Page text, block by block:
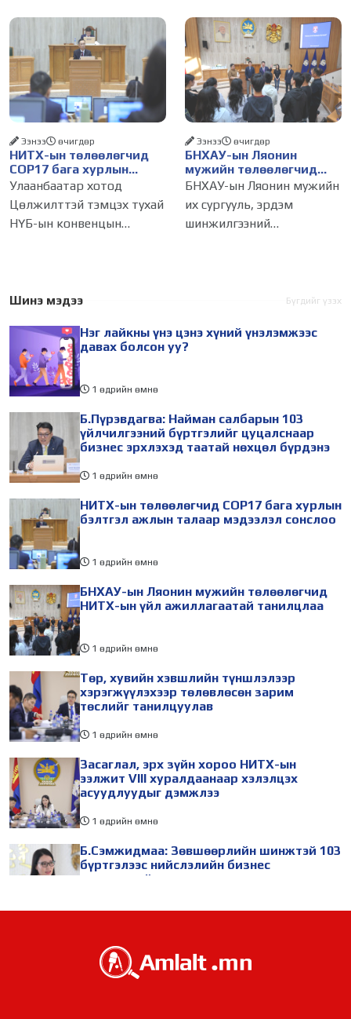
амжилт, тэр ч байтугай
хүний үнэ цэнийг хүртэл
лайк, шэйр, дагагчийн
тоогоор хэмжих хандлага
газар авч
журмын зарим хэсгийг
хүчингүй болгож,
зөвшөөрлийн шинжтэй
103 бүртгэлээс нийслэлийн
бизнес эрхлэгчдийг
НИТХ-ын төлөөлөгчид
COP17 бага хурлын
бэлтгэл ажлын талаар
мэдээлэл сонслоо
Ээнээ өчигдѳр
Улаанбаатар хотод
Цөлжилттэй тэмцэх тухай
НҮБ-ын конвенцын
өдөр зохион
холбогдуулан Нийслэлийн
БНХАУ-ын Ляонин
мужийн төлөөлөгчид
НИТХ-ын үйл
танилцлаа
Ээнээ өчигдѳр
БНХАУ-ын Ляонин мужийн
их сургууль, эрдэм
шинжилгээний
төлөөлөгчид Монгол
айлчлалынхаа хүрээнд
Шинэ мэдээ Бүгдийг үзэх
Нэг лайкны үнэ цэнэ хүний үнэлэмжээс
давах болсон уу?
1 өдрийн өмнө
Б.Пүрэвдагва: Найман салбарын 103
үйлчилгээний бүртгэлийг цуцалснаар
бизнес эрхлэхэд таатай нөхцөл бүрдэнэ
1 өдрийн өмнө
НИТХ-ын төлөөлөгчид COP17 бага хурлын
бэлтгэл ажлын талаар мэдээлэл сонслоо
1 өдрийн өмнө
БНХАУ-ын Ляонин мужийн төлөөлөгчид
НИТХ-ын үйл ажиллагаатай танилцлаа
1 өдрийн өмнө
Төр, хувийн хэвшлийн түншлэлээр
хэрэгжүүлэхээр төлөвлөсөн зарим
төслийг танилцуулав
1 өдрийн өмнө
Засаглал, эрх зүйн хороо НИТХ-ын
ээлжит VIII хуралдаанаар хэлэлцэх
асуудлуудыг дэмжлээ
1 өдрийн өмнө
Б.Сэмжидмаа: Зөвшөөрлийн шинжтэй 103
бүртгэлээс нийслэлийн бизнес
эрхлэгчдийг чөлөөллөө
төсвийн талаарх ерөнхий хяналтын
сонсгол зохион байгуулсан байна